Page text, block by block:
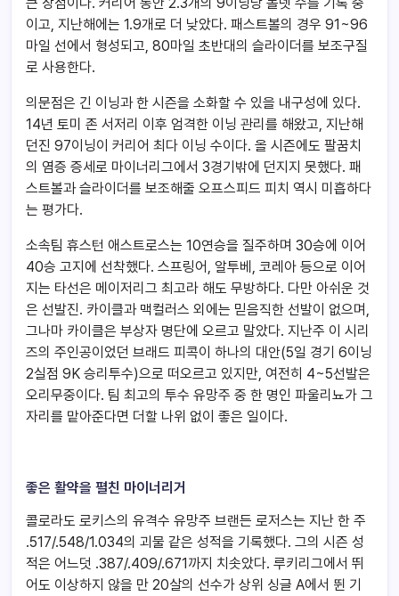
이고, 지난해에는 1.9개로 더 낮았다. 패스트볼의 경우 91~96
마일 선에서 형성되고, 80마일 초반대의 슬라이더를 보조구질
로 사용한다.
의문점은 긴 이닝과 한 시즌을 소화할 수 있을 내구성에 있다.
14년 토미 존 서저리 이후 엄격한 이닝 관리를 해왔고, 지난해
던진 97이닝이 커리어 최다 이닝 수이다. 올 시즌에도 팔꿈치
의 염증 증세로 마이너리그에서 3경기밖에 던지지 못했다. 패
스트볼과 슬라이더를 보조해줄 오프스피드 피치 역시 미흡하다
는 평가다.
소속팀 휴스턴 애스트로스는 10연승을 질주하며 30승에 이어
40승 고지에 선착했다. 스프링어, 알투베, 코레아 등으로 이어
지는 타선은 메이저리그 최고라 해도 무방하다. 다만 아쉬운 것
은 선발진. 카이클과 맥컬러스 외에는 믿음직한 선발이 없으며,
그나마 카이클은 부상자 명단에 오르고 말았다. 지난주 이 시리
즈의 주인공이었던 브래드 피콕이 하나의 대안(5일 경기 6이닝
2실점 9K 승리투수)으로 떠오르고 있지만, 여전히 4~5선발은
오리무중이다. 팀 최고의 투수 유망주 중 한 명인 파울리뇨가 그
자리를 맡아준다면 더할 나위 없이 좋은 일이다.
좋은 활약을 펼친 마이너리거
콜로라도 로키스의 유격수 유망주 브랜든 로저스는 지난 한 주
.517/.548/1.034의 괴물 같은 성적을 기록했다. 그의 시즌 성
적은 어느덧 .387/.409/.671까지 치솟았다. 루키리그에서 뛰
어도 이상하지 않을 만 20살의 선수가 상위 싱글 A에서 뛴 기